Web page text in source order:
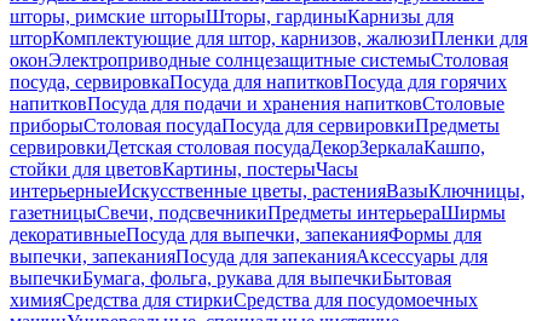
шторы, римские шторыШторы, гардиныКарнизы для
шторКомплектующие для штор, карнизов, жалюзиПленки для
оконЭлектроприводные солнцезащитные системыСтоловая
посуда, сервировкаПосуда для напитковПосуда для горячих
напитковПосуда для подачи и хранения напитковСтоловые
приборыСтоловая посудаПосуда для сервировкиПредметы
сервировкиДетская столовая посудаДекорЗеркалаКашпо,
стойки для цветовКартины, постерыЧасы
интерьерныеИскусственные цветы, растенияВазыКлючницы,
газетницыСвечи, подсвечникиПредметы интерьераШирмы
декоративныеПосуда для выпечки, запеканияФормы для
выпечки, запеканияПосуда для запеканияАксессуары для
выпечкиБумага, фольга, рукава для выпечкиБытовая
химияСредства для стиркиСредства для посудомоечных